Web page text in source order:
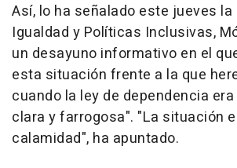
Así, lo ha señalado este jueves
Igualdad y Políticas Inclusivas,
un desayuno informativo en el
esta situación frente a la que
cuando la ley de dependencia
clara y farrogosa". "La situación
calamidad", ha apuntado.